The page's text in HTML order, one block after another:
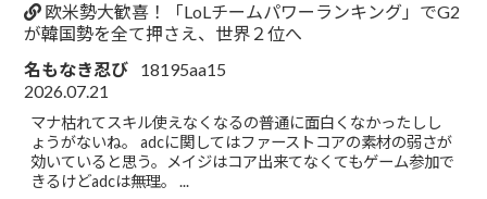
欧米勢大歓喜！「LoLチームパワーランキング」でG2
が韓国勢を全て押さえ、世界２位へ
名もなき忍び
18195aa15
2026.07.21
マナ枯れてスキル使えなくなるの普通に面白くなかったしし
ょうがないね。 adcに関してはファーストコアの素材の弱さが
効いていると思う。メイジはコア出来てなくてもゲーム参加で
きるけどadcは無理。 ...